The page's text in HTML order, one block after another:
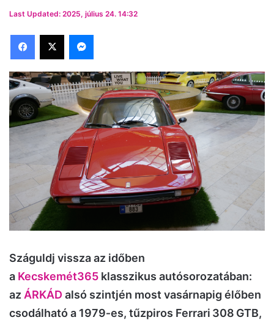
Last Updated: 2025, július 24. 14:32
Facebook
X Messenger
Száguldj vissza az időben
a Kecskemét365 klasszikus autósorozatában:
az ÁRKÁD alsó szintjén most vasárnapig élőben
csodálható a 1979‑es, tűzpiros Ferrari 308 GTB,